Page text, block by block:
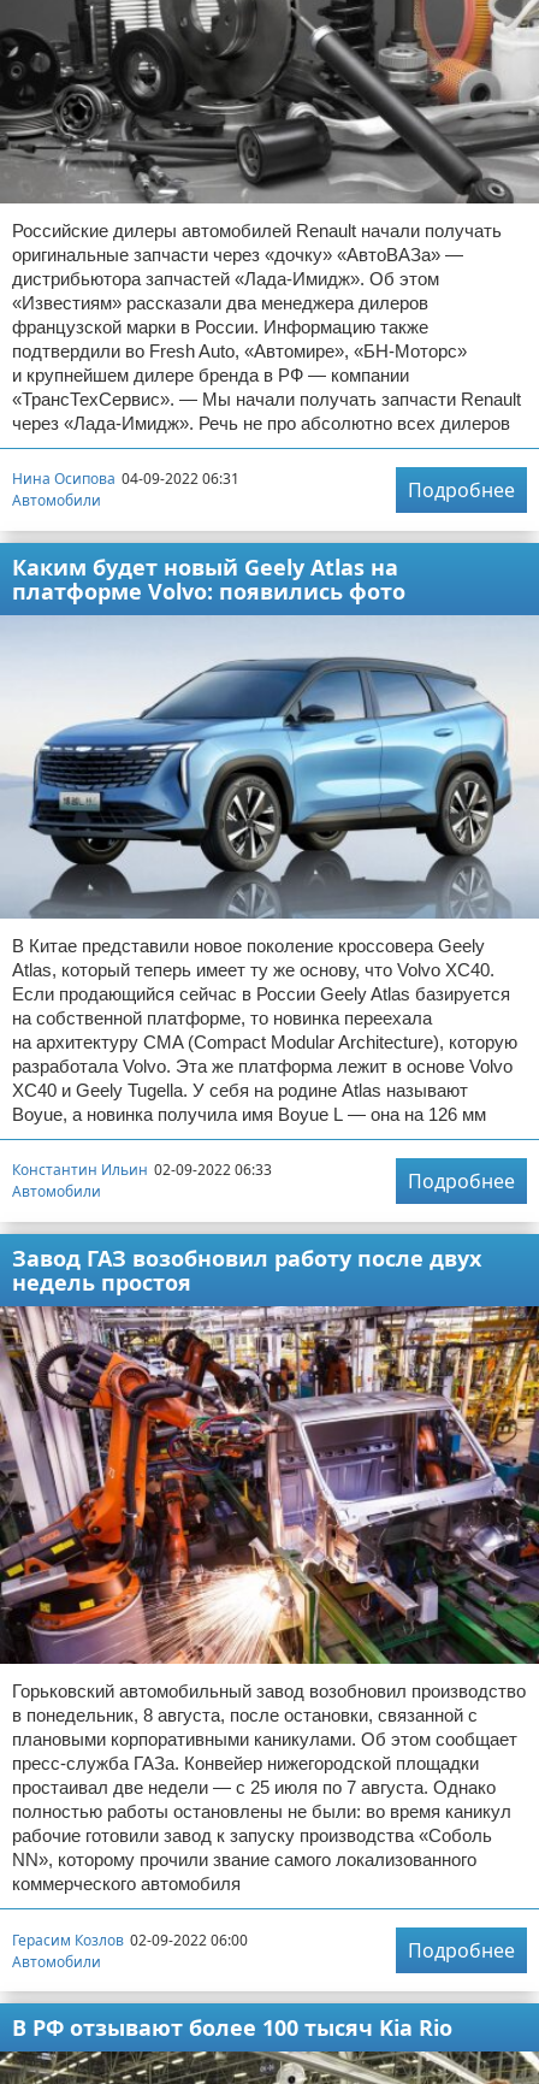
Российские дилеры автомобилей Renault начали получать
оригинальные запчасти через «дочку» «АвтоВАЗа» —
дистрибьютора запчастей «Лада-Имидж». Об этом
«Известиям» рассказали два менеджера дилеров
французской марки в России. Информацию также
подтвердили во Fresh Auto, «Автомире», «БН-Моторс»
и крупнейшем дилере бренда в РФ — компании
«ТрансТехСервис». — Мы начали получать запчасти Renault
через «Лада-Имидж». Речь не про абсолютно всех дилеров
Нина Осипова 04-09-2022 06:31
Автомобили
Подробнее
Каким будет новый Geely Atlas на
платформе Volvo: появились фото
В Китае представили новое поколение кроссовера Geely
Atlas, который теперь имеет ту же основу, что Volvo XC40.
Если продающийся сейчас в России Geely Atlas базируется
на собственной платформе, то новинка переехала
на архитектуру CMA (Compact Modular Architecture), которую
разработала Volvo. Эта же платформа лежит в основе Volvo
XC40 и Geely Tugella. У себя на родине Atlas называют
Boyue, а новинка получила имя Boyue L — она на 126 мм
Константин Ильин 02-09-2022 06:33
Автомобили
Подробнее
Завод ГАЗ возобновил работу после двух
недель простоя
Горьковский автомобильный завод возобновил производство
в понедельник, 8 августа, после остановки, связанной с
плановыми корпоративными каникулами. Об этом сообщает
пресс-служба ГАЗа. Конвейер нижегородской площадки
простаивал две недели — с 25 июля по 7 августа. Однако
полностью работы остановлены не были: во время каникул
рабочие готовили завод к запуску производства «Соболь
NN», которому прочили звание самого локализованного
коммерческого автомобиля
Герасим Козлов 02-09-2022 06:00
Автомобили
Подробнее
В РФ отзывают более 100 тысяч Kia Rio